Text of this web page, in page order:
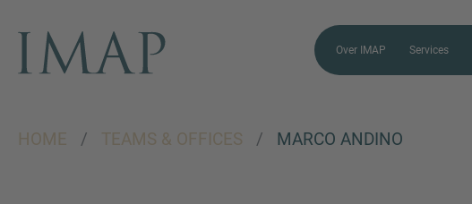
Over IMAP Services
HOME / TEAMS & OFFICES / MARCO ANDINO